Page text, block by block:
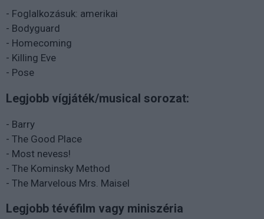
- Foglalkozásuk: amerikai
- Bodyguard
- Homecoming
- Killing Eve
- Pose
Legjobb vígjáték/musical sorozat:
- Barry
- The Good Place
- Most nevess!
- The Kominsky Method
- The Marvelous Mrs. Maisel
Legjobb tévéfilm vagy miniszéria